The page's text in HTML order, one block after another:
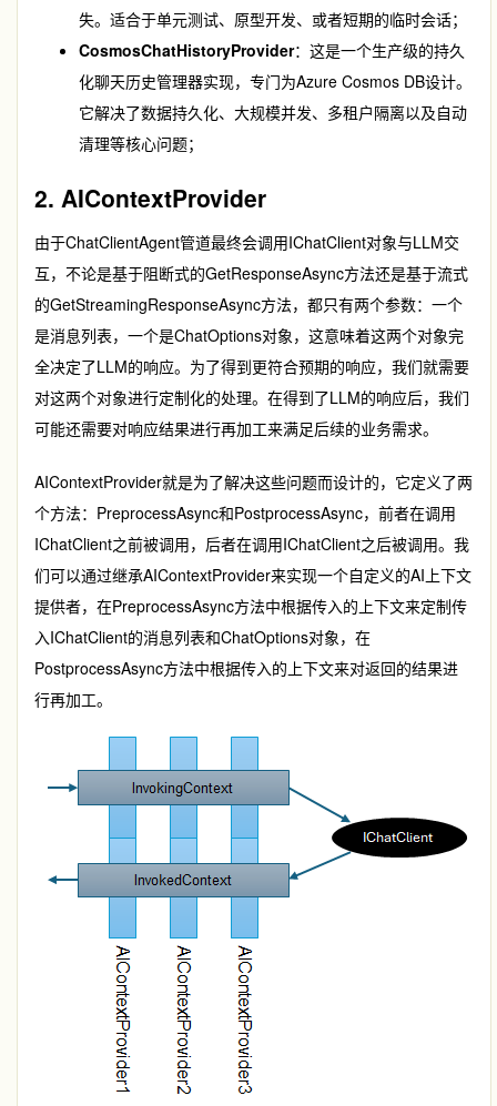
失。适合于单元测试、原型开发、或者短期的临时会话；
CosmosChatHistoryProvider：这是一个生产级的持久
化聊天历史管理器实现，专门为Azure Cosmos DB设计。
它解决了数据持久化、大规模并发、多租户隔离以及自动
清理等核心问题；
2. AIContextProvider
由于ChatClientAgent管道最终会调用IChatClient对象与LLM交
互，不论是基于阻断式的GetResponseAsync方法还是基于流式
的GetStreamingResponseAsync方法，都只有两个参数：一个
是消息列表，一个是ChatOptions对象，这意味着这两个对象完
全决定了LLM的响应。为了得到更符合预期的响应，我们就需要
对这两个对象进行定制化的处理。在得到了LLM的响应后，我们
可能还需要对响应结果进行再加工来满足后续的业务需求。
AIContextProvider就是为了解决这些问题而设计的，它定义了两
个方法： PreprocessAsync和PostprocessAsync，前者在调用
IChatClient之前被调用，后者在调用IChatClient之后被调用。我
们可以通过继承AIContextProvider来实现一个自定义的AI上下文
提供者，在PreprocessAsync方法中根据传入的上下文来定制传
入IChatClient的消息列表和ChatOptions对象，在
PostprocessAsync方法中根据传入的上下文来对返回的结果进
行再加工。